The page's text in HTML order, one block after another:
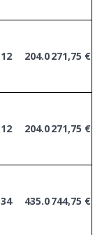
12 204.0271,75 €
12 204.0271,75 €
34 435.0744,75 €